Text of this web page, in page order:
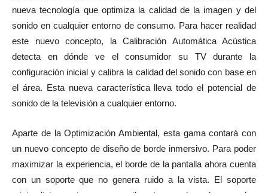
nueva tecnología que optimiza la calidad de la imagen y del
sonido en cualquier entorno de consumo. Para hacer realidad
este nuevo concepto, la Calibración Automática Acústica
detecta en dónde ve el consumidor su TV durante la
configuración inicial y calibra la calidad del sonido con base en
el área. Esta nueva característica lleva todo el potencial de
sonido de la televisión a cualquier entorno.
Aparte de la Optimización Ambiental, esta gama contará con
un nuevo concepto de diseño de borde inmersivo. Para poder
maximizar la experiencia, el borde de la pantalla ahora cuenta
con un soporte que no genera ruido a la vista. El soporte